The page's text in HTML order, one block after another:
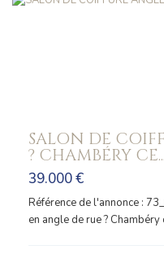
SALON DE
? CHAMBÉRY CE...
39.000 €
Référence de l'annonce :
en angle de rue ? Chambéry